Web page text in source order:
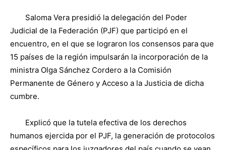
Saloma Vera presidió la delegación del Poder
Judicial de la Federación (PJF) que participó en el
encuentro, en el que se lograron los consensos para que
15 países de la región impulsarán la incorporación de la
ministra Olga Sánchez Cordero a la Comisión
Permanente de Género y Acceso a la Justicia de dicha
cumbre.
Explicó que la tutela efectiva de los derechos
humanos ejercida por el PJF, la generación de protocolos